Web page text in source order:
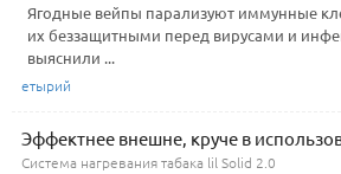
Ягодные вейпы парализуют иммунные
их беззащитными перед вирусами и
выяснили ...
етырий
Эффектнее внешне, круче в
Система нагревания табака lil Solid 2.0